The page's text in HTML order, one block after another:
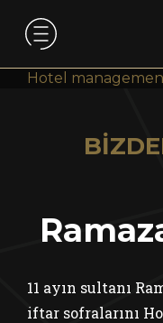
Hotel
11 ayın sultanı
iftar sofralarını